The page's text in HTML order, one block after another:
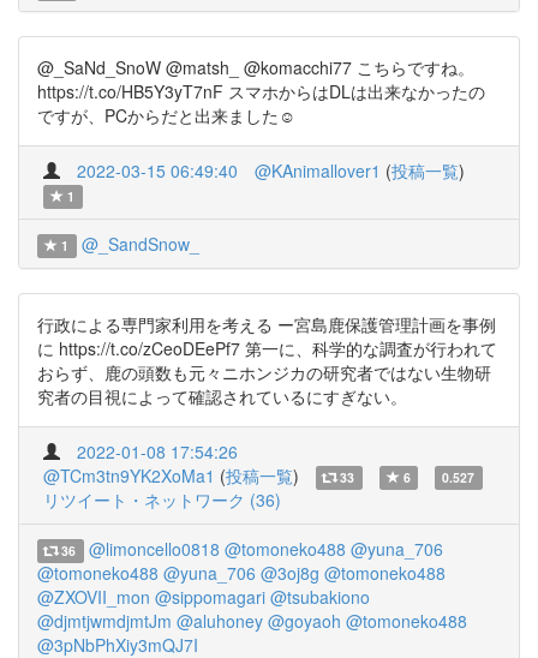
@_SaNd_SnoW @matsh_ @komacchi77 こちらですね。
https://t.co/HB5Y3yT7nF スマホからはDLは出来なかったの
ですが、PCからだと出来ました☺️
2022-03-15 06:49:40 @KAnimallover1 (投稿一覧)
1
1 @_SandSnow_
行政による専門家利用を考える ー宮島鹿保護管理計画を事例
に https://t.co/zCeoDEePf7 第一に、科学的な調査が行われて
おらず、鹿の頭数も元々ニホンジカの研究者ではない生物研
究者の目視によって確認されているにすぎない。
2022-01-08 17:54:26
@TCm3tn9YK2XoMa1 (投稿一覧) 33 6 0.527
リツイート・ネットワーク (36)
36 @limoncello0818 @tomoneko488 @yuna_706
@tomoneko488 @yuna_706 @3oj8g @tomoneko488
@ZXOVII_mon @sippomagari @tsubakiono
@djmtjwmdjmtJm @aluhoney @goyaoh @tomoneko488
@3pNbPhXiy3mQJ7I